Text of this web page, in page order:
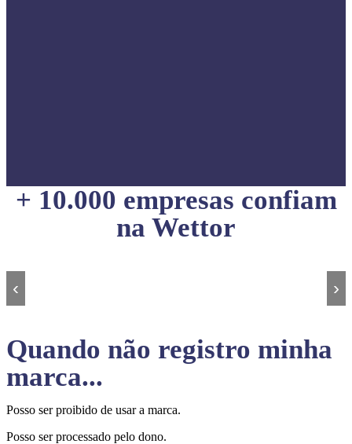
+ 10.000 empresas confiam
na Wettor
‹ ›
Quando não registro minha
marca...
Posso ser proibido de usar a marca.
Posso ser processado pelo dono.